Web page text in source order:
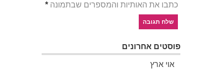
כתבו את האותיות והמספרים שבתמונה *
פוסטים אחרונים
אוי ארץ